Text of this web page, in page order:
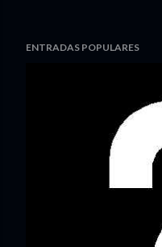
ENTRADAS POPULARES